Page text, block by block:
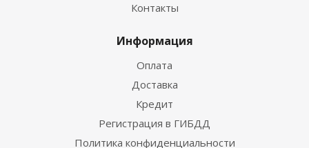
Контакты
Информация
Оплата
Доставка
Кредит
Регистрация в ГИБДД
Политика конфиденциальности